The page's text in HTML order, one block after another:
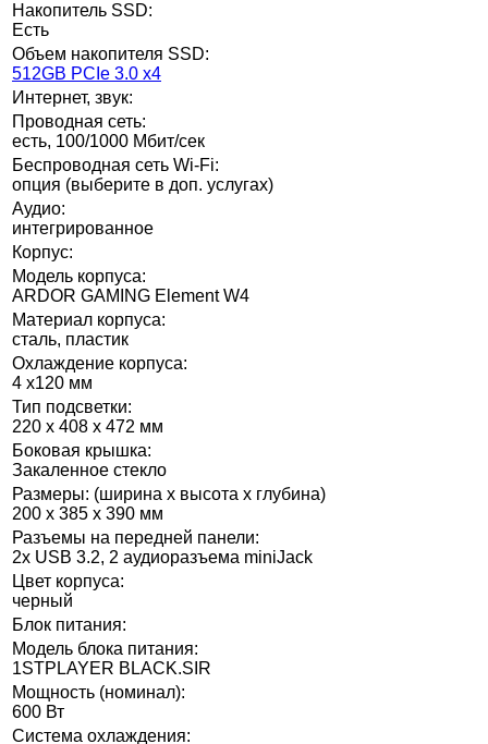
Накопитель SSD:
Есть
Объем накопителя SSD:
512GB PCIe 3.0 x4
Интернет, звук:
Проводная сеть:
есть, 100/1000 Мбит/сек
Беспроводная сеть Wi-Fi:
опция (выберите в доп. услугах)
Аудио:
интегрированное
Корпус:
Модель корпуса:
ARDOR GAMING Element W4
Материал корпуса:
сталь, пластик
Охлаждение корпуса:
4 х120 мм
Тип подсветки:
220 x 408 x 472 мм
Боковая крышка:
Закаленное стекло
Размеры: (ширина x высота x глубина)
200 x 385 x 390 мм
Разъемы на передней панели:
2x USB 3.2, 2 аудиоразъема miniJack
Цвет корпуса:
черный
Блок питания:
Модель блока питания:
1STPLAYER BLACK.SIR
Мощность (номинал):
600 Вт
Система охлаждения: